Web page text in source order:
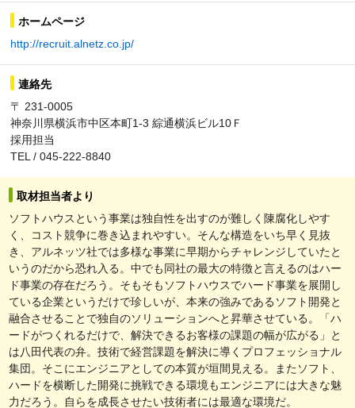
ホームページ
http://recruit.alnetz.co.jp/
連絡先
〒 231-0005
神奈川県横浜市中区本町1-3 綜通横浜ビル10Ｆ
採用担当
TEL / 045-222-8840
取材担当者より
ソフトハウスという事業は独自性を出すのが難しく陳腐化しやす
く、コスト競争に巻き込まれやすい。そんな構造をいち早く見抜
き、アルネッツ社では多様な事業に早期からチャレンジしていたと
いうのだから恐れ入る。中でも同社の最大の特徴と言えるのはハー
ド事業の存在だろう。そもそもソフトハウスでハード事業を展開し
ている企業というだけで珍しいが、本来の強みであるソフト開発と
融合させることで独自のソリューションへと昇華させている。「ハ
ードがつくれるだけで、解決できるお客様の課題の幅が広がる」と
は八田代表の弁。技術で経営課題を解決に導くプロフェッショナル
集団。そこにエンジニアとしての本質が垣間見える。またソフト、
ハードを横断した開発に挑戦できる環境もエンジニアには大きな魅
力だろう。自らを成長させたい技術者には最適な環境だ。